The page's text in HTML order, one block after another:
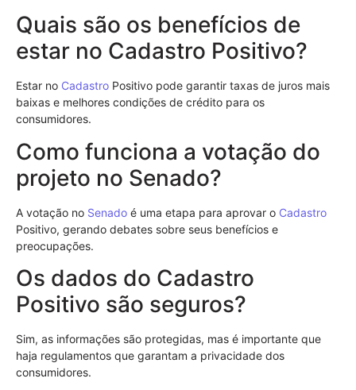
Quais são os benefícios de
estar no Cadastro Positivo?
Estar no Cadastro Positivo pode garantir taxas de juros mais
baixas e melhores condições de crédito para os
consumidores.
Como funciona a votação do
projeto no Senado?
A votação no Senado é uma etapa para aprovar o Cadastro
Positivo, gerando debates sobre seus benefícios e
preocupações.
Os dados do Cadastro
Positivo são seguros?
Sim, as informações são protegidas, mas é importante que
haja regulamentos que garantam a privacidade dos
consumidores.